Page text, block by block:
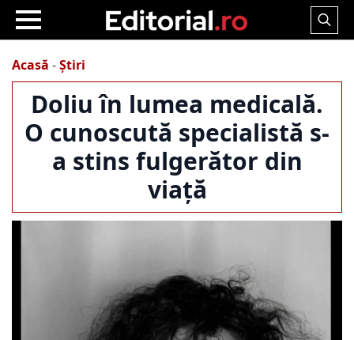
Search
Acasă -Știri
Doliu în lumea medicală.
O cunoscută specialistă s-
a stins fulgerător din
viață